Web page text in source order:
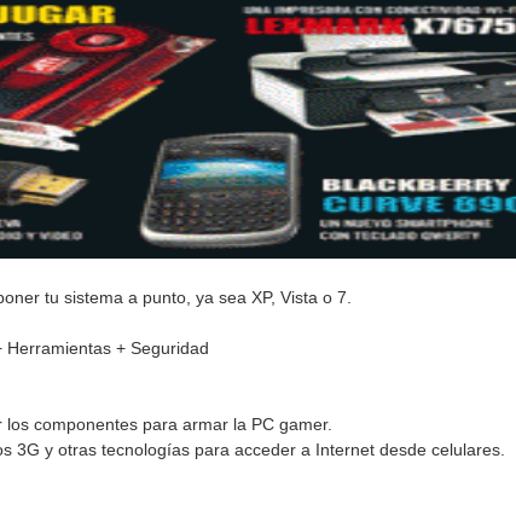
tu sistema a punto, ya sea XP, Vista o 7.
Herramientas + Seguridad
componentes para armar la PC gamer.
3G y otras tecnologías para acceder a Internet desde celulares.